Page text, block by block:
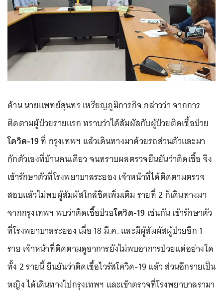
ด้าน นายแพทย์สุนทร เหรียญภูมิการกิจ กล่าวว่า จากการ
ติดตามผู้ป่วยรายแรก ทราบว่าได้สัมผัสกับผู้ป่วยติดเชื้อป่วย
โควิด-19ที่ กรุงเทพฯ แล้วเดินทางมาด้วยรถส่วนตัวและมา
กักตัวเองที่บ้านคนเดียว จนทราบผลตรวจยืนยันว่าติดเชื้อ จึง
เข้ารักษาตัวที่โรงพยาบาลระยอง เจ้าหน้าที่ได้ติดตามตรวจ
สอบแล้วไม่พบผู้สัมผัสใกล้ชิดเพิ่มเติม รายที่ 2 ก็เดินทางมา
จากกรุงเทพฯ พบว่าติดเชื้อป่วยโควิด-19 เช่นกัน เข้ารักษาตัว
ที่โรงพยาบาลระยอง เมื่อ 18 มี.ค. และมีผู้สัมผัสผู้ป่วยอีก 1
ราย เจ้าหน้าที่ติดตามดูอาการยังไม่พบอาการป่วยแต่อย่างใด
ทั้ง 2 รายนี้ ยืนยันว่าติดเชื้อไวรัสโควิด-19 แล้ว ส่วนอีกรายเป็น
หญิง ได้เดินทางไปกรุงเทพฯ และเข้าตรวจที่โรงพยาบาลรามา